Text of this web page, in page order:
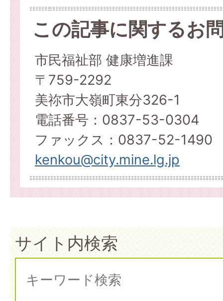
この記事に関するお
市民福祉部 健康増進課
〒759-2292
美祢市大嶺町東分326-1
電話番号：0837-53-0304
ファックス：0837-52-1490​​​​​​​
kenkou@city.mine.lg.jp
サイト内検索